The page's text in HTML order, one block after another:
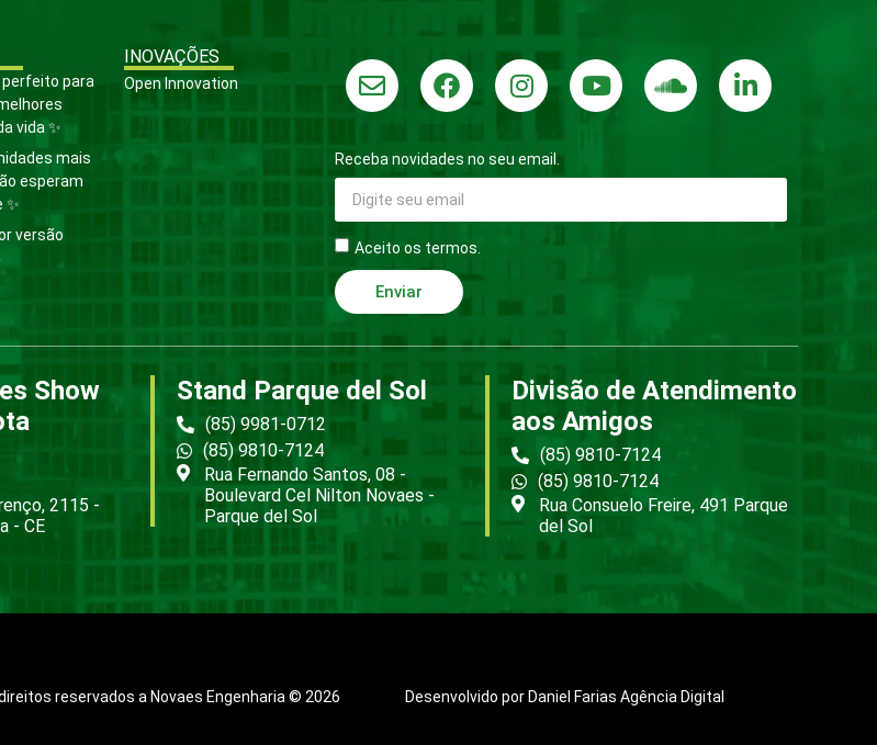
perfeito para
vida ✨
mais
esperam
✨
versão
INOVAÇÕES
Open Innovation
Receba novidades no seu email.
Aceito os termos.
Enviar
Show
2115 -
- CE
Stand Parque del Sol
(85) 9981-0712
(85) 9810-7124
Rua Fernando Santos, 08 -
Boulevard Cel Nilton Novaes -
Parque del Sol
Divisão de Atendimento
aos Amigos
(85) 9810-7124
(85) 9810-7124
Rua Consuelo Freire, 491 Parque
del Sol
reservados a Novaes Engenharia © 2026 Desenvolvido por Daniel Farias Agência Digital